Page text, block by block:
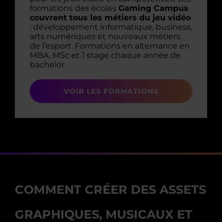
formations des écoles Gaming Campus
couvrent tous les métiers du jeu vidéo
: développement informatique, business,
arts numériques et nouveaux métiers
de l’esport. Formations en alternance en
MBA, MSc et 1 stage chaque année de
bachelor.
VOIR LES FORMATIONS
COMMENT CRÉER DES ASSETS
GRAPHIQUES, MUSICAUX ET